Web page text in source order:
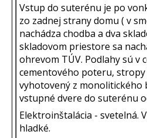
Vstup do suterénu je po
zo zadnej strany domu ( v
nachádza chodba a dva
skladovom priestore sa
ohrevom TÚV. Podlahy sú v
cementového poteru,
vyhotovený z monolitického
vstupné dvere do suterénu
Elektroinštalácia - svetelná.
hladké.